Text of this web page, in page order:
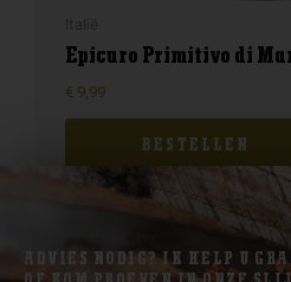
Epicuro Primitivo di
€ 9,99
BESTELLEN
ADVIES NODIG? IK HELP U